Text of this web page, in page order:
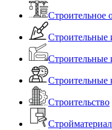
Строительное
Строительные
Строительные
Строительные
Строительство